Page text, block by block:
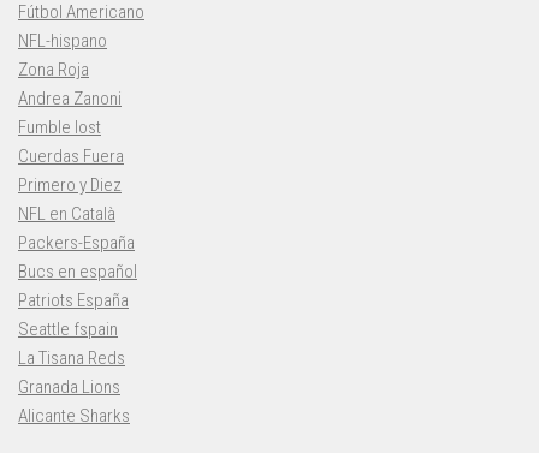
Fútbol Americano
NFL-hispano
Zona Roja
Andrea Zanoni
Fumble lost
Cuerdas Fuera
Primero y Diez
NFL en Català
Packers-España
Bucs en español
Patriots España
Seattle fspain
La Tisana Reds
Granada Lions
Alicante Sharks